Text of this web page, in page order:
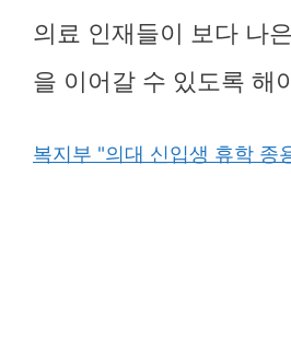
의료 인재들이 보다 나
을 이어갈 수 있도록 해
복지부 "의대 신입생 휴학 종